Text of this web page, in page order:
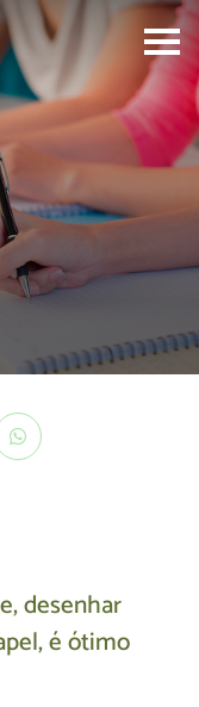
desenhar
é ótimo